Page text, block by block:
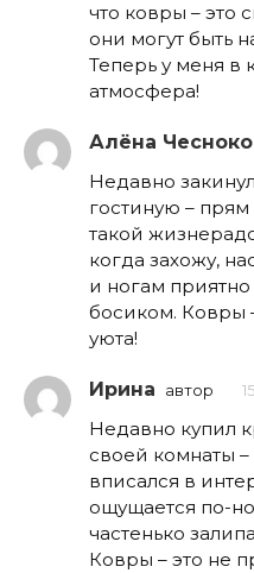
что ковры – это
они могут быть
Теперь у меня в
атмосфера!
Алёна
Недавно
гостиную –
такой
когда захожу,
и ногам
босиком. Ковры
уюта!
Ирина автор
Недавно купил
своей комнаты –
вписался в
ощущается по-
частенько
Ковры – это не